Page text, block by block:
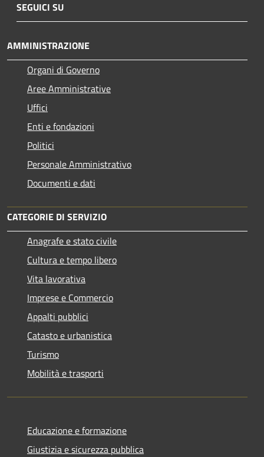
SEGUICI SU
AMMINISTRAZIONE
Organi di Governo
Aree Amministrative
Uffici
Enti e fondazioni
Politici
Personale Amministrativo
Documenti e dati
CATEGORIE DI SERVIZIO
Anagrafe e stato civile
Cultura e tempo libero
Vita lavorativa
Imprese e Commercio
Appalti pubblici
Catasto e urbanistica
Turismo
Mobilità e trasporti
Educazione e formazione
Giustizia e sicurezza pubblica